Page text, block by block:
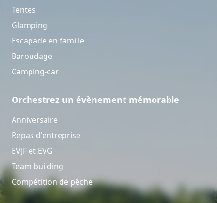
Tentes
Glamping
Escapade en famille
Baroudage
Camping-car
Orchestrez un évènement mémorable
Anniversaire
Repas d'entreprise
EVJF et EVG
Team building
Compétition de pêche